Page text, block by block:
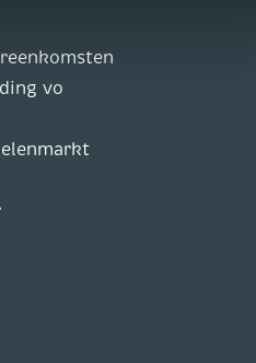
vo